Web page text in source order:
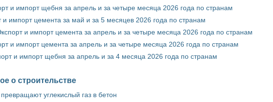
и импорт щебня за апрель и за четыре месяца 2026 года по странам
и импорт цемента за май и за 5 месяцев 2026 года по странам
и импорт цемента за апрель и за четыре месяца 2026 года по странам
и импорт цемента за апрель и за четыре месяца 2026 года по странам
и импорт щебня за апрель и за 4 месяца 2026 года по странам
о строительстве
углекислый газ в бетон